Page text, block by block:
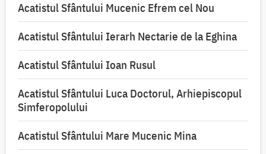
Acatistul Sfântului Mucenic Efrem cel Nou
Acatistul Sfântului Ierarh Nectarie de la Eghina
Acatistul Sfântului Ioan Rusul
Acatistul Sfântului Luca Doctorul, Arhiepiscopul
Simferopolului
Acatistul Sfântului Mare Mucenic Mina